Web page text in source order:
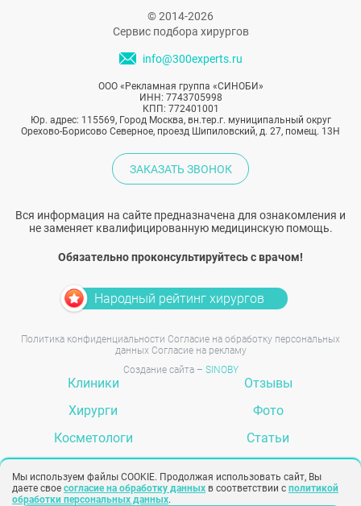
© 2014-2026
Сервис подбора хирургов
info@300experts.ru
ООО «Рекламная группа «СИНОБИ»
ИНН: 7743705998
КПП: 772401001
Юр. адрес: 115569, Город Москва, вн.тер.г. муниципальный округ
Орехово-Борисово Северное, проезд Шипиловский, д. 27, помещ. 13Н
ЗАКАЗАТЬ ЗВОНОК
Вся информация на сайте предназначена для ознакомления и
не заменяет квалифицированную медицинскую помощь.
Обязательно проконсультируйтесь с врачом!
Народный рейтинг хирургов
Политика конфиденциальности Согласие на обработку персональных
данных Согласие на рекламу
Создание сайта – SINOBY
Клиники
Хирурги
Косметологи
Отзывы
Фото
Статьи
Мы используем файлы COOKIE. Продолжая использовать сайт, Вы
даете свое согласие на обработку данных в соответствии с политикой
обработки персональных данных.